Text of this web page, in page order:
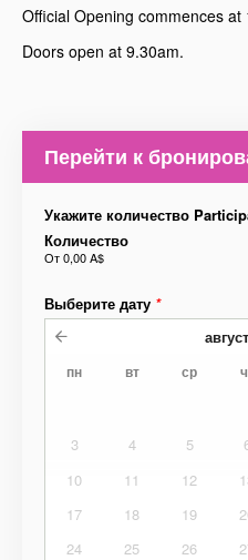
Official Opening commences at
Doors open at 9.30am.
Перейти к
Укажите количество
Количество
От0,00 A$
Выберите дату *
пн вт ср
3
4 5
10
11 12
17
18 19
24
25 26